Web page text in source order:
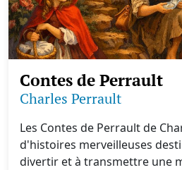
Contes de Perrault
Charles Perrault
Les Contes de Perrault de
d'histoires merveilleuses
divertir et à transmettre une